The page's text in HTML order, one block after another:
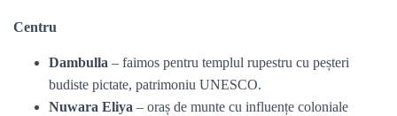
Centru
Dambulla – faimos pentru templul rupestru cu peșteri
budiste pictate, patrimoniu UNESCO.
Nuwara Eliya – oraș de munte cu influențe coloniale